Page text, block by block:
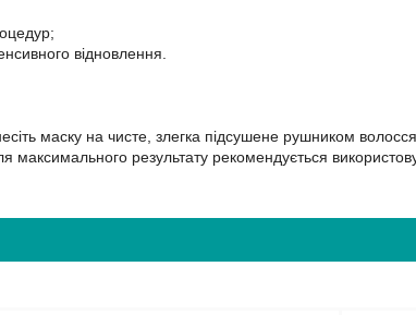
відновлення.
маску на чисте, злегка підсушене рушником
результату рекомендується